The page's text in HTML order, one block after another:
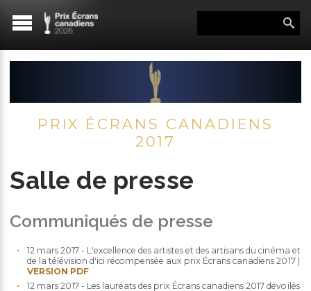
PRIX ÉCRANS CANADIENS
2017
Salle de presse
Communiqués de presse
12 mars 2017 - L'excellence des artistes et des artisans du cinéma et
de la télévision d'ici récompensée aux prix Écrans canadiens 2017 |
VERSION PDF
12 mars 2017 - Les lauréats des prix Écrans canadiens 2017 dévoilés